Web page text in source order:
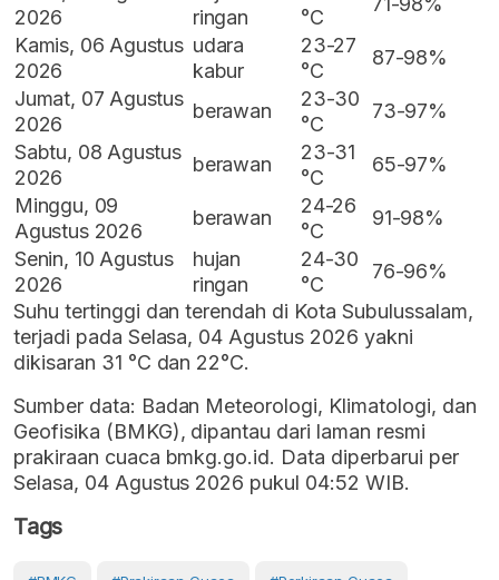
2026
ringan
°C
Kamis, 06 Agustus
2026
udara
kabur
23-27
°C
87-98%
Jumat, 07 Agustus
2026
berawan
23-30
°C
73-97%
Sabtu, 08 Agustus
2026
berawan
23-31
°C
65-97%
Minggu, 09
Agustus 2026
berawan
24-26
°C
91-98%
Senin, 10 Agustus
2026
hujan
ringan
24-30
°C
76-96%
Suhu tertinggi dan terendah di Kota Subulussalam,
terjadi pada Selasa, 04 Agustus 2026 yakni
dikisaran 31 °C dan 22°C.
Sumber data: Badan Meteorologi, Klimatologi, dan
Geofisika (BMKG), dipantau dari laman resmi
prakiraan cuaca bmkg.go.id. Data diperbarui per
Selasa, 04 Agustus 2026 pukul 04:52 WIB.
Tags